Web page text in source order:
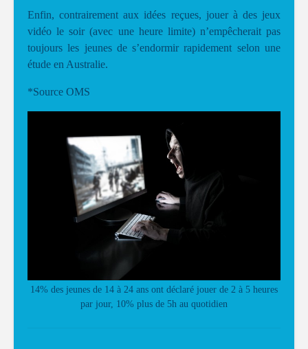
Enfin, contrairement aux idées reçues, jouer à des jeux
vidéo le soir (avec une heure limite) n’empêcherait pas
toujours les jeunes de s’endormir rapidement selon une
étude en Australie.
*Source OMS
14% des jeunes de 14 à 24 ans ont déclaré jouer de 2 à 5 heures
par jour, 10% plus de 5h au quotidien